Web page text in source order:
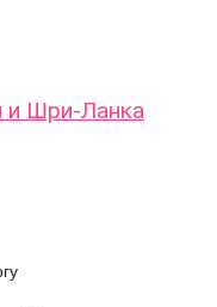
и Шри-Ланка